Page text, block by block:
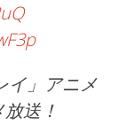
イ」アニメ
送！